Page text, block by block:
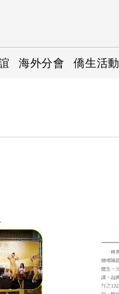
海外分會 僑生活動